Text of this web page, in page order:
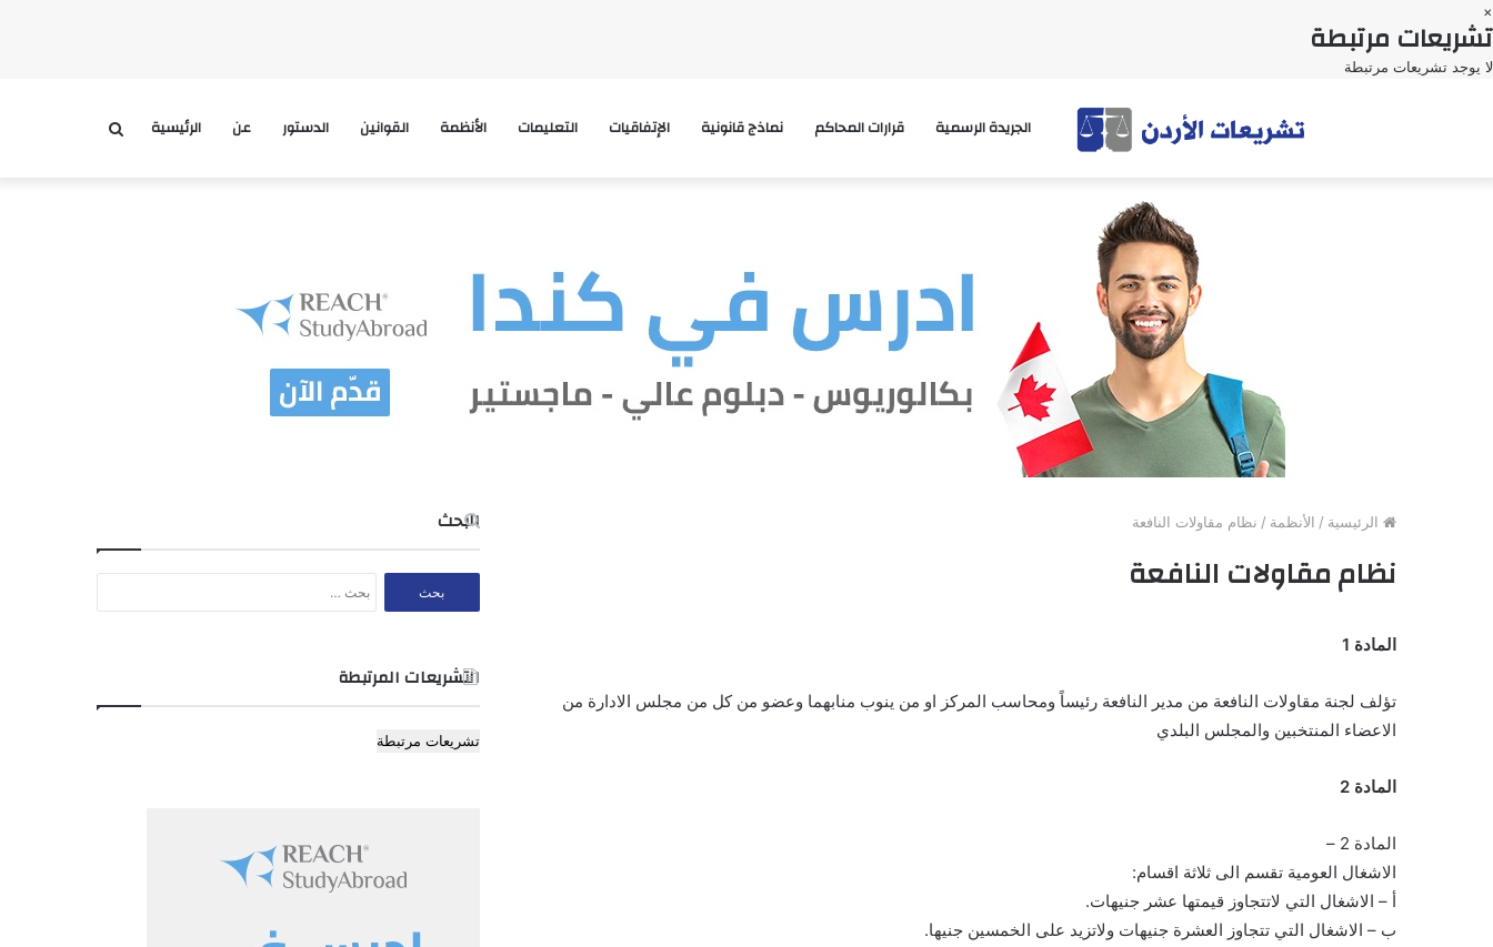
×
تشريعات مرتبطة
لا يوجد تشريعات مرتبطة
الرئيسية عن الدستور القوانين الأنظمة التعليمات الإتفاقيات نماذج قانونية قرارات المحاكم الجريدة الرسمية بحث
الرئيسية / الأنظمة / نظام مقاولات النافعة
نظام مقاولات النافعة
المادة 1
تؤلف لجنة مقاولات النافعة من مدير النافعة رئيساً ومحاسب المركز او من ينوب منابهما وعضو من كل من مجلس الادارة من
الاعضاء المنتخبين والمجلس البلدي
المادة 2
المادة 2 –
الاشغال العومية تقسم الى ثلاثة اقسام:
أ – الاشغال التي لاتتجاوز قيمتها عشر جنيهات.
ب – الاشغال التي تتجاوز العشرة جنيهات ولاتزيد على الخمسين جنيها.
البحث
التشريعات المرتبطة
تشريعات مرتبطة